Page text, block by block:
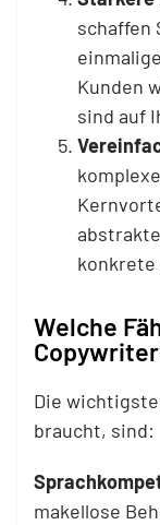
schaffen
Kunden
sind auf
konkrete
Welche
Die
braucht, sind:
makellose